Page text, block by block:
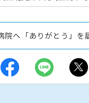
院へ「ありがとう」を